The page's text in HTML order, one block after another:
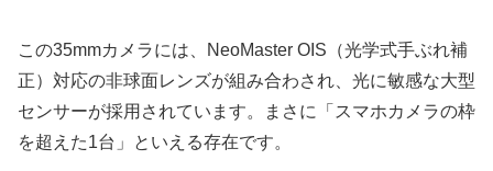
この35mmカメラには、NeoMaster OIS（光学式手ぶれ補
正）対応の非球面レンズが組み合わされ、光に敏感な大型
センサーが採用されています。まさに「スマホカメラの枠
を超えた1台」といえる存在です。